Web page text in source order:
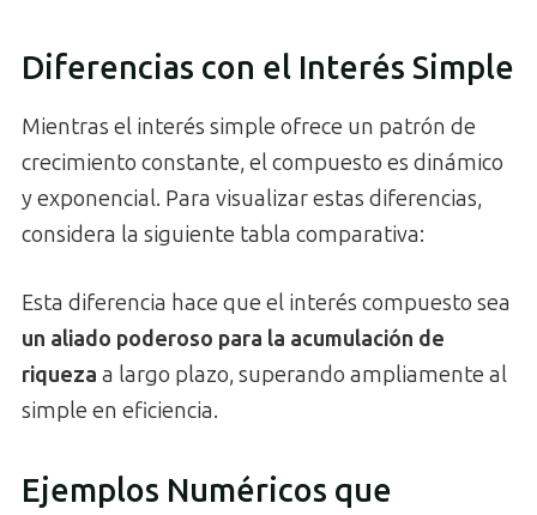
Diferencias con el Interés Simple
Mientras el interés simple ofrece un patrón de
crecimiento constante, el compuesto es dinámico
y exponencial. Para visualizar estas diferencias,
considera la siguiente tabla comparativa:
Esta diferencia hace que el interés compuesto sea
un aliado poderoso para la acumulación de
riqueza a largo plazo, superando ampliamente al
simple en eficiencia.
Ejemplos Numéricos que